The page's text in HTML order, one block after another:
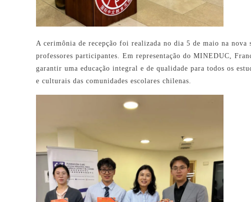
A cerimônia de recepção foi realizada no dia 5 de maio na
professores participantes. Em representação do MINEDUC,
garantir uma educação integral e de qualidade para todos os
e culturais das comunidades escolares chilenas.